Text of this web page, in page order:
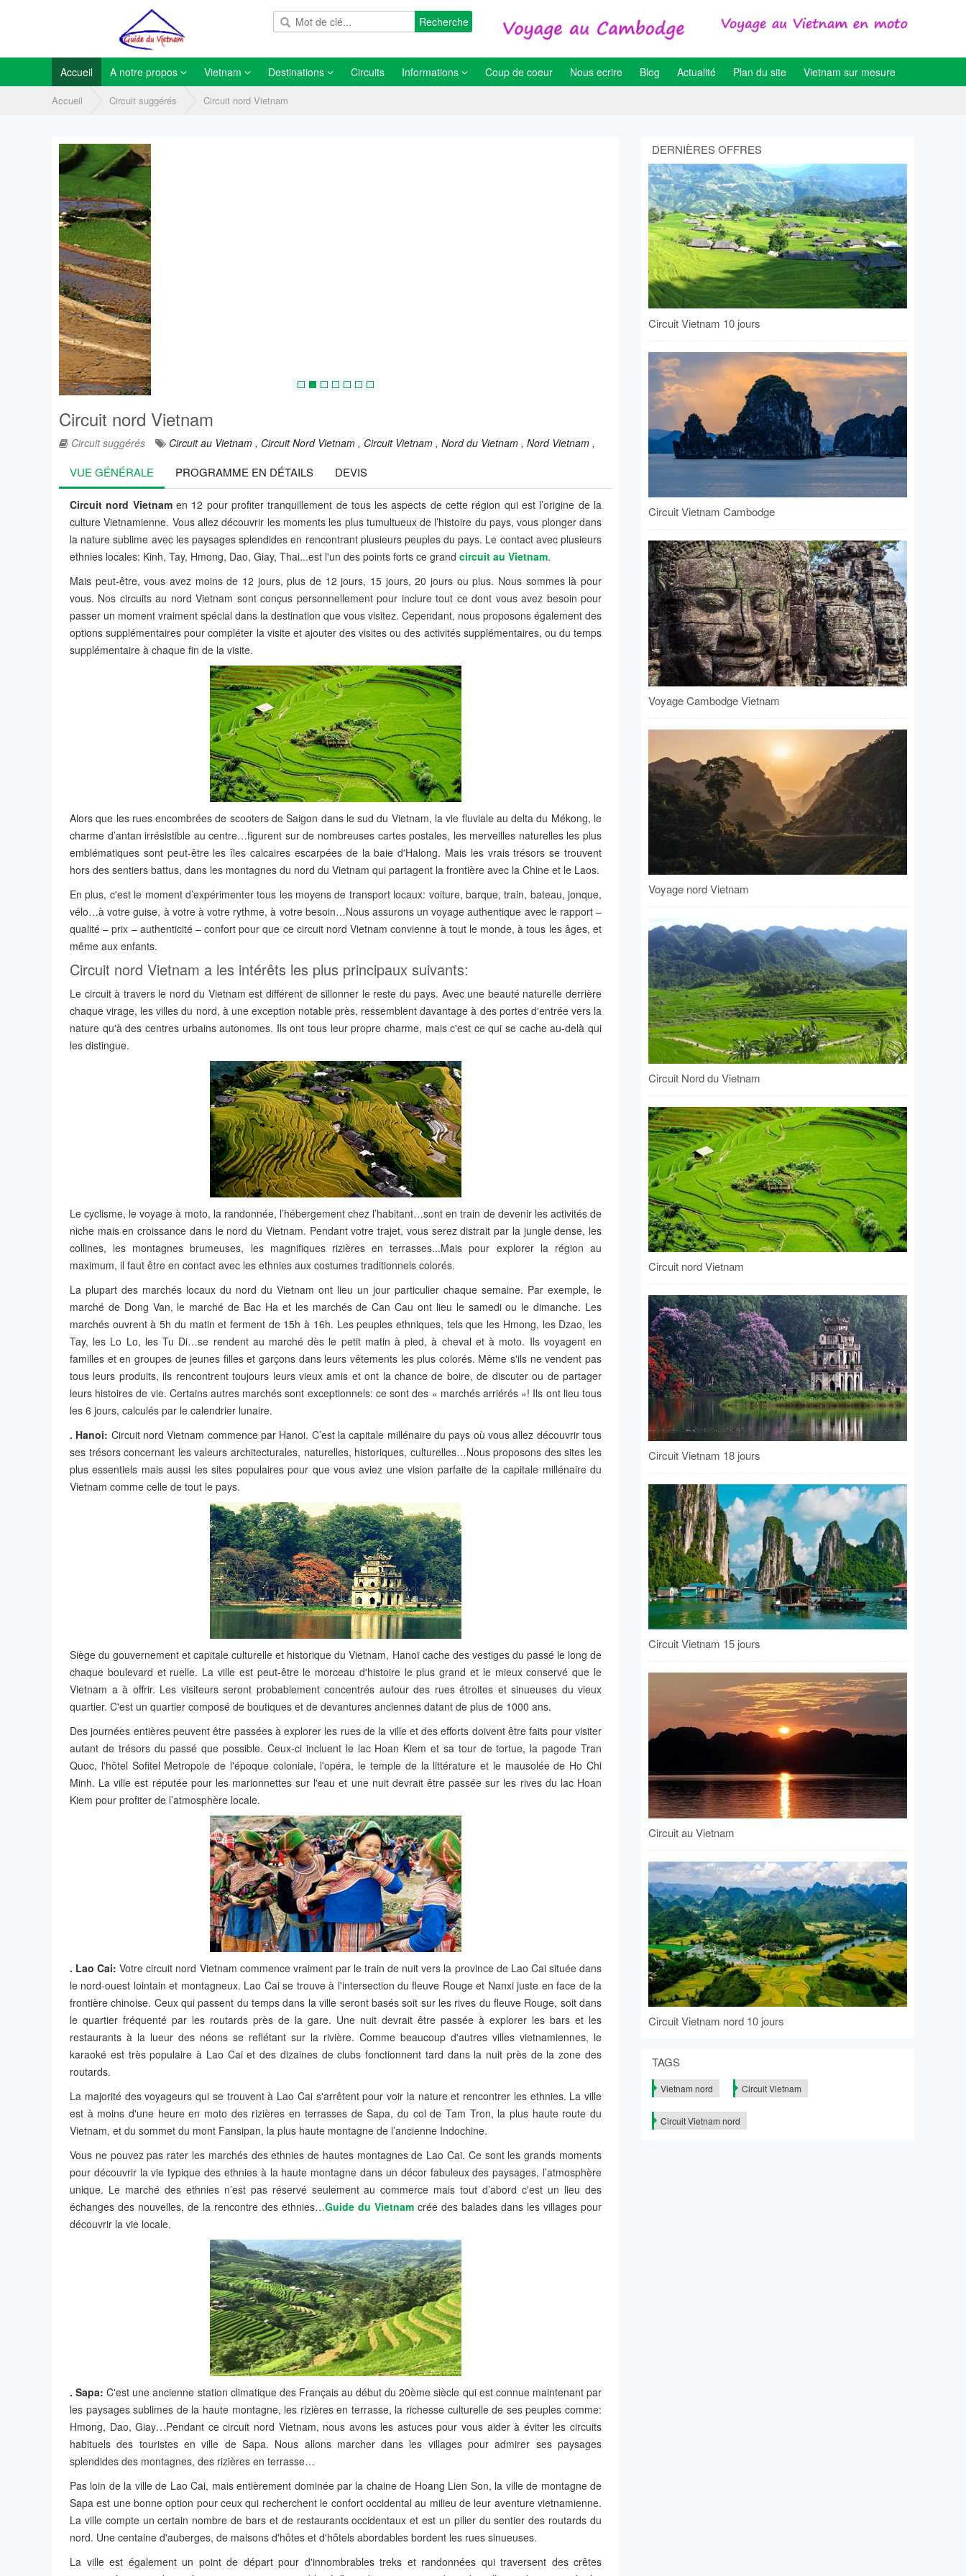
Recherche
Accueil A notre propos Vietnam Destinations Circuits Informations Coup de coeur Nous ecrire Blog Actualité Plan du site Vietnam sur mesure
Accueil Circuit suggérés Circuit nord Vietnam
Circuit nord Vietnam
Circuit suggérés Circuit au Vietnam , Circuit Nord Vietnam , Circuit Vietnam , Nord du Vietnam , Nord Vietnam ,
VUE GÉNÉRALE PROGRAMME EN DÉTAILS DEVIS
Circuit nord Vietnamen 12 pour profiter tranquillement de tous les aspects de cette région qui est l’origine de la
culture Vietnamienne. Vous allez découvrir les moments les plus tumultueux de l’histoire du pays, vous plonger dans
la nature sublime avec les paysages splendides en rencontrant plusieurs peuples du pays. Le contact avec plusieurs
ethnies locales: Kinh, Tay, Hmong, Dao, Giay, Thai...est l'un des points forts ce grand circuit au Vietnam.
Mais peut-être, vous avez moins de 12 jours, plus de 12 jours, 15 jours, 20 jours ou plus. Nous sommes là pour
vous. Nos circuits au nord Vietnam sont conçus personnellement pour inclure tout ce dont vous avez besoin pour
passer un moment vraiment spécial dans la destination que vous visitez. Cependant, nous proposons également des
options supplémentaires pour compléter la visite et ajouter des visites ou des activités supplémentaires, ou du temps
supplémentaire à chaque fin de la visite.
Alors que les rues encombrées de scooters de Saigon dans le sud du Vietnam, la vie fluviale au delta du Mékong, le
charme d’antan irrésistible au centre…figurent sur de nombreuses cartes postales, les merveilles naturelles les plus
emblématiques sont peut-être les îles calcaires escarpées de la baie d'Halong. Mais les vrais trésors se trouvent
hors des sentiers battus, dans les montagnes du nord du Vietnam qui partagent la frontière avec la Chine et le Laos.
En plus, c'est le moment d’expérimenter tous les moyens de transport locaux: voiture, barque, train, bateau, jonque,
vélo…à votre guise, à votre à votre rythme, à votre besoin…Nous assurons un voyage authentique avec le rapport –
qualité – prix – authenticité – confort pour que ce circuit nord Vietnam convienne à tout le monde, à tous les âges, et
même aux enfants.
Circuit nord Vietnam a les intérêts les plus principaux suivants:
Le circuit à travers le nord du Vietnam est différent de sillonner le reste du pays. Avec une beauté naturelle derrière
chaque virage, les villes du nord, à une exception notable près, ressemblent davantage à des portes d'entrée vers la
nature qu'à des centres urbains autonomes. Ils ont tous leur propre charme, mais c'est ce qui se cache au-delà qui
les distingue.
Le cyclisme, le voyage à moto, la randonnée, l’hébergement chez l’habitant…sont en train de devenir les activités de
niche mais en croissance dans le nord du Vietnam. Pendant votre trajet, vous serez distrait par la jungle dense, les
collines, les montagnes brumeuses, les magnifiques rizières en terrasses...Mais pour explorer la région au
maximum, il faut être en contact avec les ethnies aux costumes traditionnels colorés.
La plupart des marchés locaux du nord du Vietnam ont lieu un jour particulier chaque semaine. Par exemple, le
marché de Dong Van, le marché de Bac Ha et les marchés de Can Cau ont lieu le samedi ou le dimanche. Les
marchés ouvrent à 5h du matin et ferment de 15h à 16h. Les peuples ethniques, tels que les Hmong, les Dzao, les
Tay, les Lo Lo, les Tu Di…se rendent au marché dès le petit matin à pied, à cheval et à moto. Ils voyagent en
familles et en groupes de jeunes filles et garçons dans leurs vêtements les plus colorés. Même s'ils ne vendent pas
tous leurs produits, ils rencontrent toujours leurs vieux amis et ont la chance de boire, de discuter ou de partager
leurs histoires de vie. Certains autres marchés sont exceptionnels: ce sont des « marchés arriérés »! Ils ont lieu tous
les 6 jours, calculés par le calendrier lunaire.
. Hanoi: Circuit nord Vietnam commence par Hanoi. C’est la capitale millénaire du pays où vous allez découvrir tous
ses trésors concernant les valeurs architecturales, naturelles, historiques, culturelles…Nous proposons des sites les
plus essentiels mais aussi les sites populaires pour que vous aviez une vision parfaite de la capitale millénaire du
Vietnam comme celle de tout le pays.
Siège du gouvernement et capitale culturelle et historique du Vietnam, Hanoï cache des vestiges du passé le long de
chaque boulevard et ruelle. La ville est peut-être le morceau d'histoire le plus grand et le mieux conservé que le
Vietnam a à offrir. Les visiteurs seront probablement concentrés autour des rues étroites et sinueuses du vieux
quartier. C'est un quartier composé de boutiques et de devantures anciennes datant de plus de 1000 ans.
Des journées entières peuvent être passées à explorer les rues de la ville et des efforts doivent être faits pour visiter
autant de trésors du passé que possible. Ceux-ci incluent le lac Hoan Kiem et sa tour de tortue, la pagode Tran
Quoc, l'hôtel Sofitel Metropole de l'époque coloniale, l'opéra, le temple de la littérature et le mausolée de Ho Chi
Minh. La ville est réputée pour les marionnettes sur l'eau et une nuit devrait être passée sur les rives du lac Hoan
Kiem pour profiter de l’atmosphère locale.
. Lao Cai:Votre circuit nord Vietnam commence vraiment par le train de nuit vers la province de Lao Cai située dans
le nord-ouest lointain et montagneux. Lao Cai se trouve à l'intersection du fleuve Rouge et Nanxi juste en face de la
frontière chinoise. Ceux qui passent du temps dans la ville seront basés soit sur les rives du fleuve Rouge, soit dans
le quartier fréquenté par les routards près de la gare. Une nuit devrait être passée à explorer les bars et les
restaurants à la lueur des néons se reflétant sur la rivière. Comme beaucoup d'autres villes vietnamiennes, le
karaoké est très populaire à Lao Cai et des dizaines de clubs fonctionnent tard dans la nuit près de la zone des
routards.
La majorité des voyageurs qui se trouvent à Lao Cai s'arrêtent pour voir la nature et rencontrer les ethnies. La ville
est à moins d'une heure en moto des rizières en terrasses de Sapa, du col de Tam Tron, la plus haute route du
Vietnam, et du sommet du mont Fansipan, la plus haute montagne de l’ancienne Indochine.
Vous ne pouvez pas rater les marchés des ethnies de hautes montagnes de Lao Cai. Ce sont les grands moments
pour découvrir la vie typique des ethnies à la haute montagne dans un décor fabuleux des paysages, l’atmosphère
unique. Le marché des ethnies n’est pas réservé seulement au commerce mais tout d’abord c'est un lieu des
échanges des nouvelles, de la rencontre des ethnies…Guide du Vietnam crée des balades dans les villages pour
découvrir la vie locale.
. Sapa: C'est une ancienne station climatique des Français au début du 20ème siècle qui est connue maintenant par
les paysages sublimes de la haute montagne, les rizières en terrasse, la richesse culturelle de ses peuples comme:
Hmong, Dao, Giay…Pendant ce circuit nord Vietnam, nous avons les astuces pour vous aider à éviter les circuits
habituels des touristes en ville de Sapa. Nous allons marcher dans les villages pour admirer ses paysages
splendides des montagnes, des rizières en terrasse…
Pas loin de la ville de Lao Cai, mais entièrement dominée par la chaine de Hoang Lien Son, la ville de montagne de
Sapa est une bonne option pour ceux qui recherchent le confort occidental au milieu de leur aventure vietnamienne.
La ville compte un certain nombre de bars et de restaurants occidentaux et est un pilier du sentier des routards du
nord. Une centaine d'auberges, de maisons d'hôtes et d'hôtels abordables bordent les rues sinueuses.
La ville est également un point de départ pour d'innombrables treks et randonnées qui traversent des crêtes
DERNIÈRES OFFRES
Circuit Vietnam 10 jours
Circuit Vietnam Cambodge
Voyage Cambodge Vietnam
Voyage nord Vietnam
Circuit Nord du Vietnam
Circuit nord Vietnam
Circuit Vietnam 18 jours
Circuit Vietnam 15 jours
Circuit au Vietnam
Circuit Vietnam nord 10 jours
TAGS
Vietnam nord Circuit Vietnam
Circuit Vietnam nord